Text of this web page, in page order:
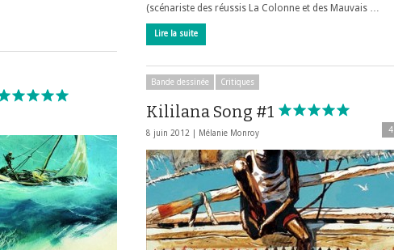
(scénariste des réussis La Colonne et des Mauvais …
Lire la suite
Bande dessinée Critiques
Kililana Song #1
8 juin 2012 | Mélanie Monroy 4